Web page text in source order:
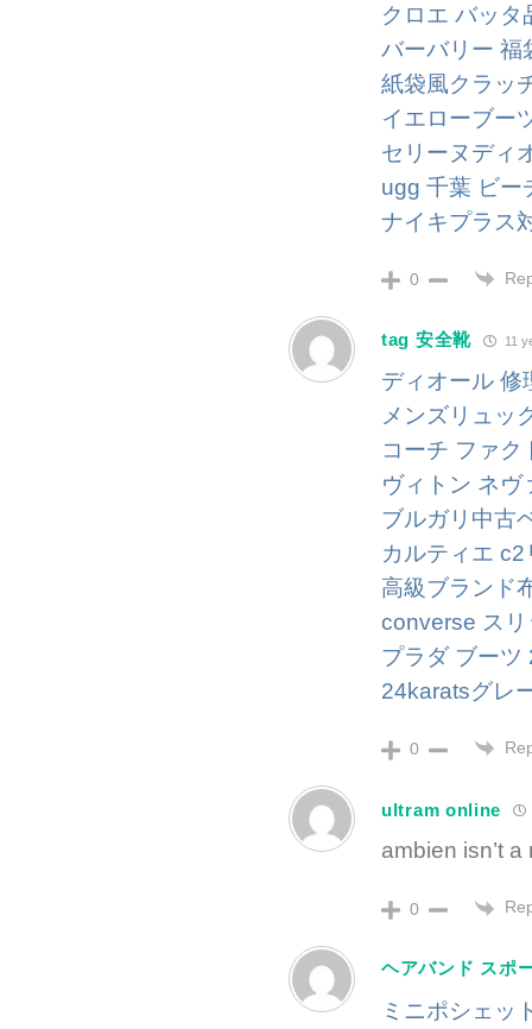
クロエ バッタ
バーバリー 福
紙袋風クラッ
イエローブー
セリーヌデ
ugg 千葉 ビー
ナイキプラス
0
tag 安全靴 11
ディオール 修
メンズリュッ
コーチ ファ
ヴィトン ネヴ
ブルガリ中古
カルティエ
高級ブランド
converse ス
プラダ ブー
24karatsグレ
0
ultram online
ambien isn’t
0
ヘアバンド スポ
ミニポシェッ